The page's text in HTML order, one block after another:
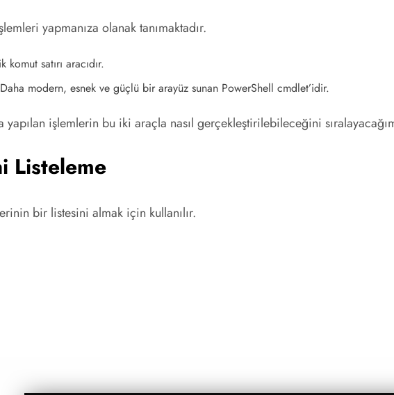
yapmanıza olanak tanımaktadır.
satırı aracıdır.
Daha modern, esnek ve güçlü bir arayüz sunan PowerShell cmdlet’idir.
yapılan işlemlerin bu iki araçla nasıl gerçekleştirilebileceğini
Listeleme
bir listesini almak için kullanılır.